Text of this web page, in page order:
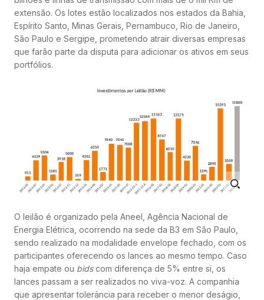
extensão. Os lotes estão localizados nos estados da Bahia,
Espírito Santo, Minas Gerais, Pernambuco, Rio de Janeiro,
São Paulo e Sergipe, prometendo atrair diversas empresas
que farão parte da disputa para adicionar os ativos em seus
portfólios.
O leilão é organizado pela Aneel, Agência Nacional de
Energia Elétrica, ocorrendo na sede da B3 em São Paulo,
sendo realizado na modalidade envelope fechado, com os
participantes oferecendo os lances ao mesmo tempo. Caso
haja empate ou bidscom diferença de 5% entre si, os
lances passam a ser realizados no viva-voz. A companhia
que apresentar tolerância para receber o menor deságio,